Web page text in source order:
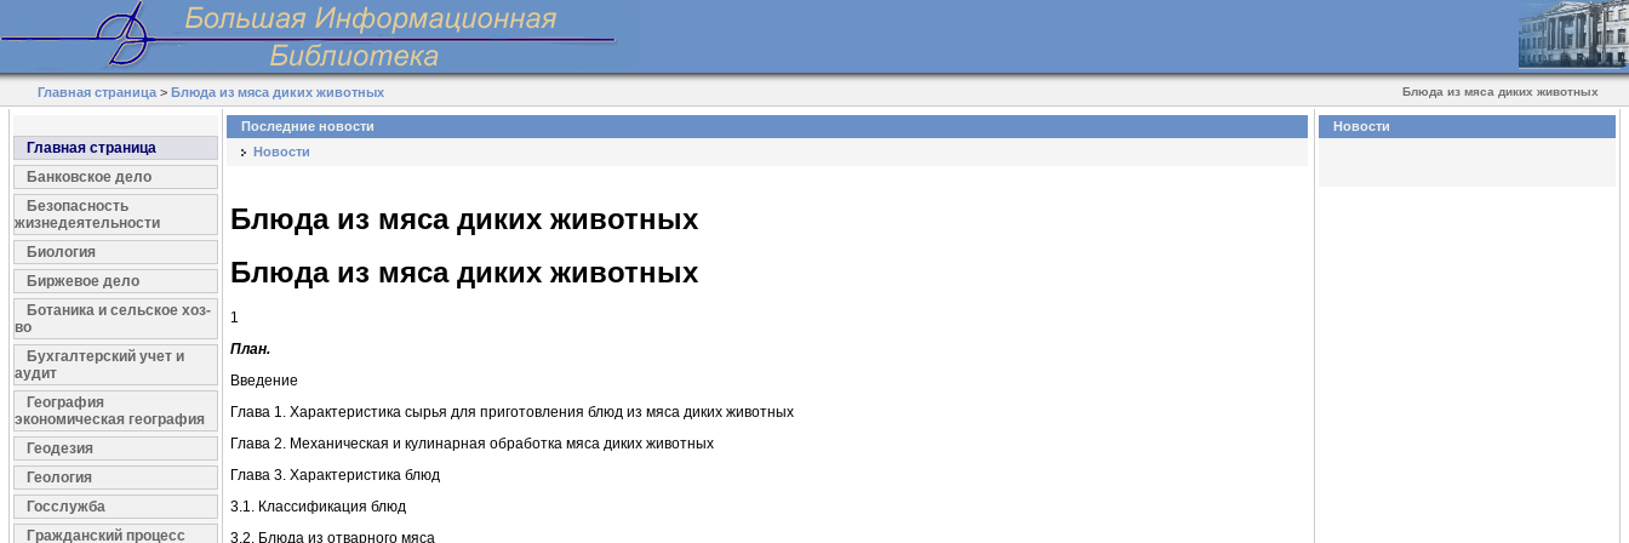
Главная страница >Блюда из мяса диких животных Блюда из мяса диких животных
Главная страница
Банковское дело
Безопасность
жизнедеятельности
Биология
Биржевое дело
Ботаника и сельское хоз-
во
Бухгалтерский учет и
аудит
География
экономическая география
Геодезия
Геология
Госслужба
Гражданский процесс
Последние новости
Новости
Блюда из мяса диких животных
Блюда из мяса диких животных
1
План.
Введение
Глава 1. Характеристика сырья для приготовления блюд из мяса диких животных
Глава 2. Механическая и кулинарная обработка мяса диких животных
Глава 3. Характеристика блюд
3.1. Классификация блюд
3.2. Блюда из отварного мяса
Новости